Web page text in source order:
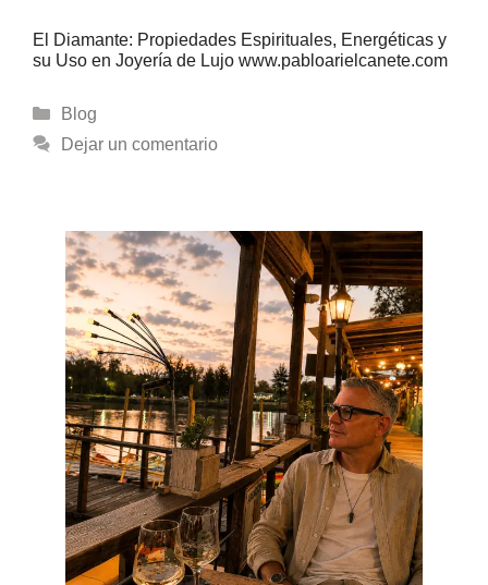
El Diamante: Propiedades Espirituales, Energéticas y
su Uso en Joyería de Lujo www.pabloarielcanete.com
Categorías
Blog
Dejar un comentario